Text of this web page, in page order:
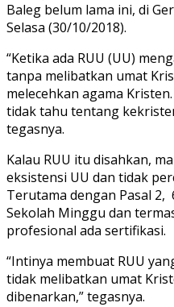
Baleg belum lama ini, di
Selasa (30/10/2018).
“Ketika ada RUU (UU)
tanpa melibatkan umat
melecehkan agama
tidak tahu tentang
tegasnya.
Kalau RUU itu disahkan,
eksistensi UU dan tidak
Terutama dengan Pasal
Sekolah Minggu dan
profesional ada sertifikasi.
“Intinya membuat RUU
tidak melibatkan umat
dibenarkan,” tegasnya.